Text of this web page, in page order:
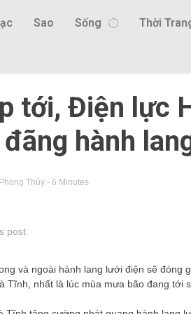
Sao Sống Thời
tới, Điện lực
hành
Phong Thủy - 6 Minutes
post
và ngoài hành lang lưới điện sẽ đóng
Tĩnh, nhất là lúc mùa mưa bão đang tới